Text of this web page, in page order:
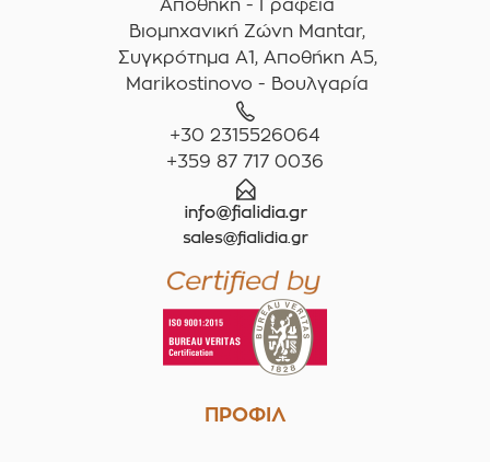
Αποθήκη - Γραφεία
Βιομηχανική Ζώνη Mantar,
Συγκρότημα A1, Αποθήκη Α5,
Marikostinovo - Βουλγαρία
+30 2315526064
+359 87 717 0036
ΠΡΟΦΙΛ